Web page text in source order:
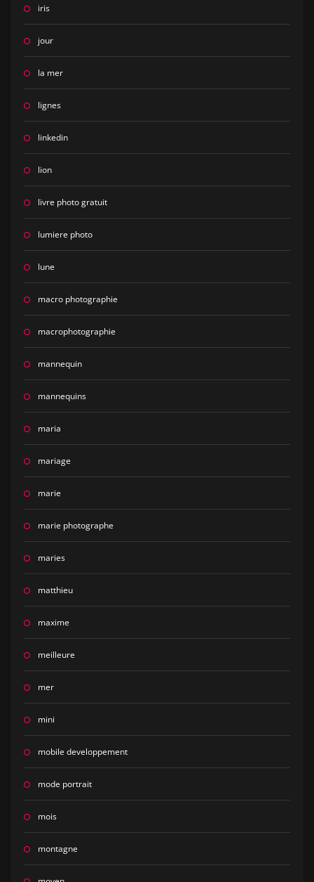
iris
jour
la mer
lignes
linkedin
lion
livre photo gratuit
lumiere photo
lune
macro photographie
macrophotographie
mannequin
mannequins
maria
mariage
marie
marie photographe
maries
matthieu
maxime
meilleure
mer
mini
mobile developpement
mode portrait
mois
montagne